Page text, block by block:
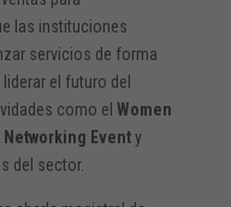
las instituciones
servicios de forma
el futuro del
como el Women
Networking Eventy
del sector.